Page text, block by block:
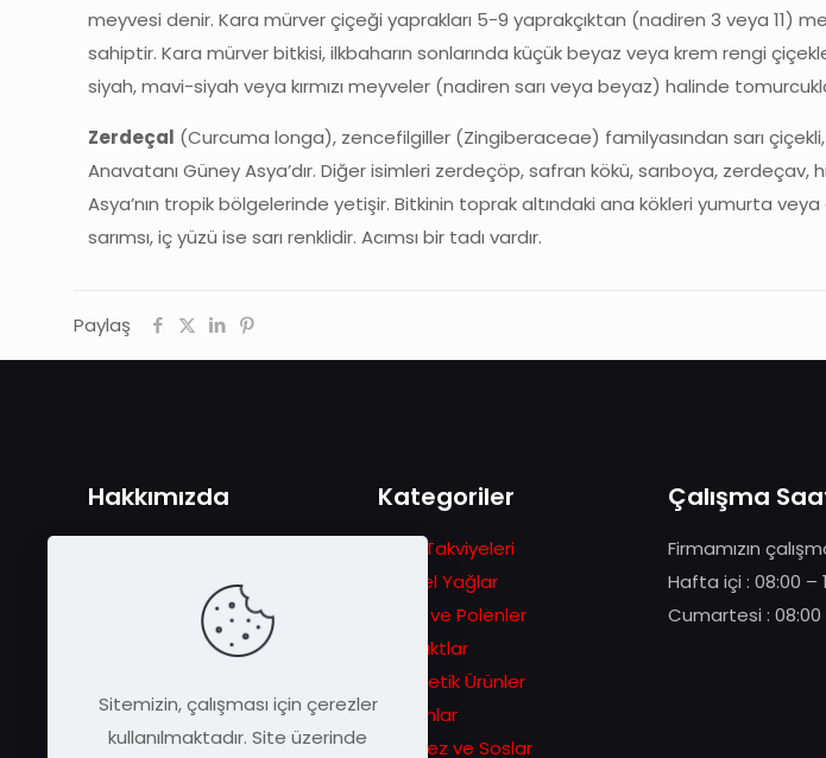
meyvesi denir. Kara mürver çiçeği yaprakları 5-9 yaprakçıktan (nadiren 3 veya 11)
sahiptir. Kara mürver bitkisi, ilkbaharın sonlarında küçük beyaz veya krem rengi
siyah, mavi-siyah veya kırmızı meyveler (nadiren sarı veya beyaz) halinde
Zerdeçal (Curcuma longa), zencefilgiller (Zingiberaceae) familyasından sarı çiçekli,
Anavatanı Güney Asya’dır. Diğer isimleri zerdeçöp, safran kökü, sarıboya,
Asya’nın tropik bölgelerinde yetişir. Bitkinin toprak altındaki ana kökleri yumurta
sarımsı, iç yüzü ise sarı renklidir. Acımsı bir tadı vardır.
Paylaş
Hakkımızda
hikâyesiyle başlayan serüven
ilerleyen zamanlarda eşsiz arı
ürünlerini daha geniş kitlelere
Kategoriler
Gıda Takviyeleri
Bitkisel Yağlar
Ballar ve Polenler
Ekstraktlar
Kozmetik Ürünler
Macunlar
Pekmez ve Soslar
Çalışma
Firmamızın
Hafta içi : 08:00 –
Cumartesi : 08:00
Sitemizin, çalışması için çerezler
kullanılmaktadır. Site üzerinde